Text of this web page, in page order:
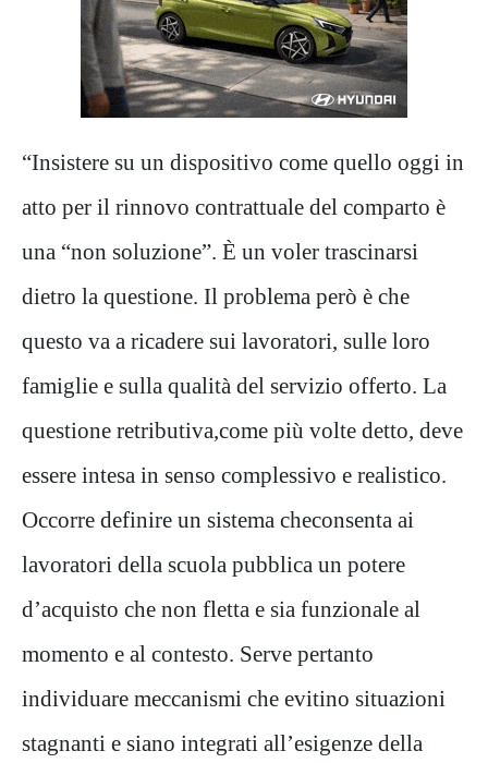
“Insistere su un dispositivo come quello oggi in
atto per il rinnovo contrattuale del comparto è
una “non soluzione”. È un voler trascinarsi
dietro la questione. Il problema però è che
questo va a ricadere sui lavoratori, sulle loro
famiglie e sulla qualità del servizio offerto. La
questione retributiva,come più volte detto, deve
essere intesa in senso complessivo e realistico.
Occorre definire un sistema checonsenta ai
lavoratori della scuola pubblica un potere
d’acquisto che non fletta e sia funzionale al
momento e al contesto. Serve pertanto
individuare meccanismi che evitino situazioni
stagnanti e siano integrati all’esigenze della